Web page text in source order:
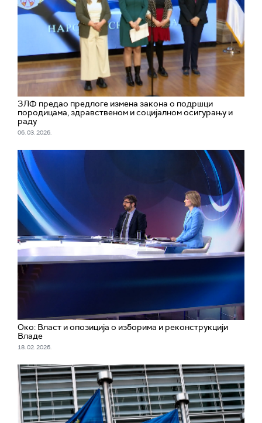
ЗЛФ предао предлоге измена закона о подршци
породицама, здравственом и социјалном осигурању и
раду
06. 03. 2026.
Око: Власт и опозиција о изборима и реконструкцији
Владе
18. 02. 2026.